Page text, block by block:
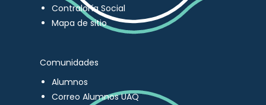
Contraloría Social
Mapa de sitio
Comunidades
Alumnos
Correo Alumnos UAQ